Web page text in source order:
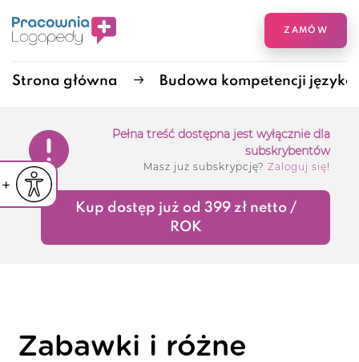
czcionkę
czcionka
Powiększ czcionkę
ZAMÓW
Strona główna Budowa kompetencji
Pełna treść dostępna jest wyłącznie dla
subskrybentów
Masz już subskrypcję?Zaloguj się!
Kup dostęp już od 399 zł netto /
ROK
Zabawki i różne